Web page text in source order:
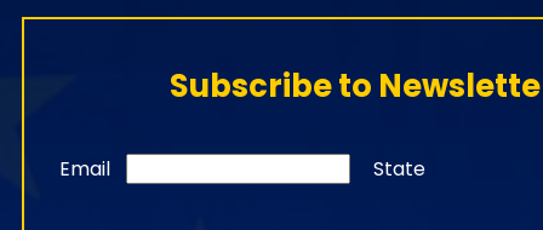
Subscribe to
Email State